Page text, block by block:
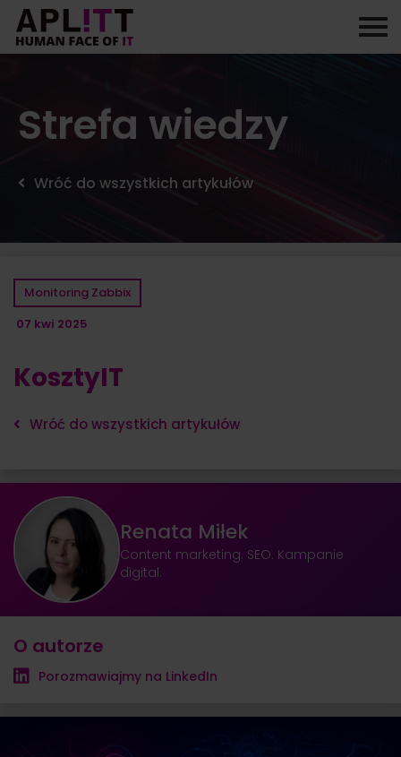
Skip
content
Strefa wiedzy
Wróć do wszystkich artykułów
Monitoring Zabbix
07 kwi 2025
KosztyIT
Wróć do wszystkich artykułów
Renata Miłek
Content marketing. SEO. Kampanie
digital.
O autorze
Porozmawiajmy na LinkedIn